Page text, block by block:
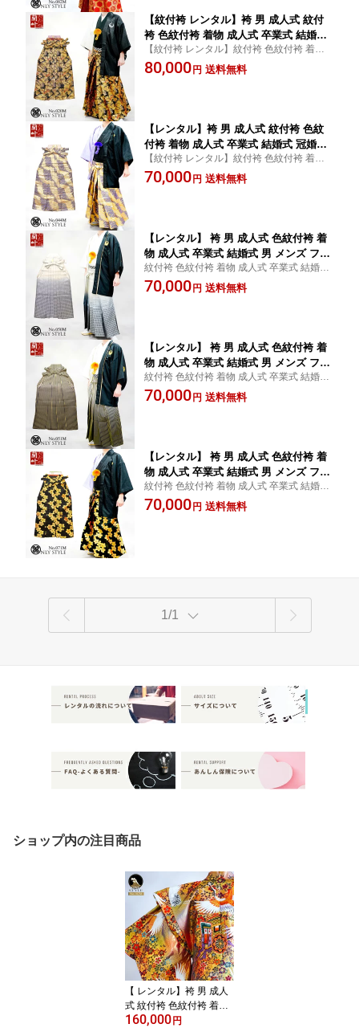
【紋付袴 レンタル】袴 男 成人式 紋付
袴 色紋付袴 着物 成人式 卒業式 結婚式
冠婚葬祭 男 メンズ フルセット 黒紋付
柄紋付 袴 ハーフ 白 黒 金 銀 派手 おし
【紋付袴 レンタル】紋付袴 色紋付袴 着物
成人式 卒業式 結婚式 冠婚葬祭 男 メンズ フ
ルセット 黒紋付 柄紋付 袴 ハーフ 白 黒 金
80,000 円 送料無料
【レンタル】袴 男 成人式 紋付袴 色紋
付袴 着物 成人式 卒業式 結婚式 冠婚葬
祭 男 メンズ フルセット 黒紋付 柄紋付
袴 紫 龍 白 黒 金 銀 派手 おしゃれ 個性
【紋付袴 レンタル】紋付袴 色紋付袴 着物
成人式 卒業式 結婚式 冠婚葬祭 男 メンズ フ
ルセット 黒紋付 柄紋付 袴 紫 桜 白 黒 金 銀
70,000 円 送料無料
【レンタル】 袴 男 成人式 色紋付袴 着
物 成人式 卒業式 結婚式 男 メンズ フル
セット 黒紋付 柄紋付袴 派手 個性的 紫
銀 レンタルきもの蘭叶 050m【白黒ハー
紋付袴 色紋付袴 着物 成人式 卒業式 結婚式
冠婚葬祭 男 メンズ フルセット 黒紋付 柄紋
付 袴 アニマル ヘビ 赤 黒 金 銀 派手 おしゃ
70,000 円 送料無料
【レンタル】 袴 男 成人式 色紋付袴 着
物 成人式 卒業式 結婚式 男 メンズ フル
セット 黒紋付 柄紋付袴 派手 個性的 紫
銀 レンタルきもの蘭叶 051m【白黒ハー
紋付袴 色紋付袴 着物 成人式 卒業式 結婚式
冠婚葬祭 男 メンズ フルセット 黒紋付 柄紋
付 袴 アニマル ヘビ 赤 黒 金 銀 派手 おしゃ
70,000 円 送料無料
【レンタル】 袴 男 成人式 色紋付袴 着
物 成人式 卒業式 結婚式 男 メンズ フル
セット 黒紋付 柄紋付袴 派手 個性的 紫
銀 レンタルきもの蘭叶 071m【紫黒ハー
紋付袴 色紋付袴 着物 成人式 卒業式 結婚式
冠婚葬祭 男 メンズ フルセット 黒紋付 柄紋
付 袴 紫 黒 金 銀 派手 おしゃれ レンタル4泊
70,000 円 送料無料
1/1
ショップ内の注目商品
【 レンタル】袴 男 成人
式 紋付袴 色紋付袴 着物
成人式 卒業式 結婚式 冠
160,000 円